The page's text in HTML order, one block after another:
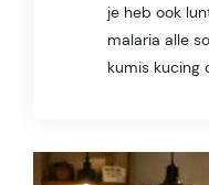
je heb ook
malaria alle
kumis kucing